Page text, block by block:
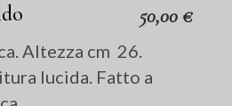
50,00 €
Altezza cm 26.
lucida. Fatto a